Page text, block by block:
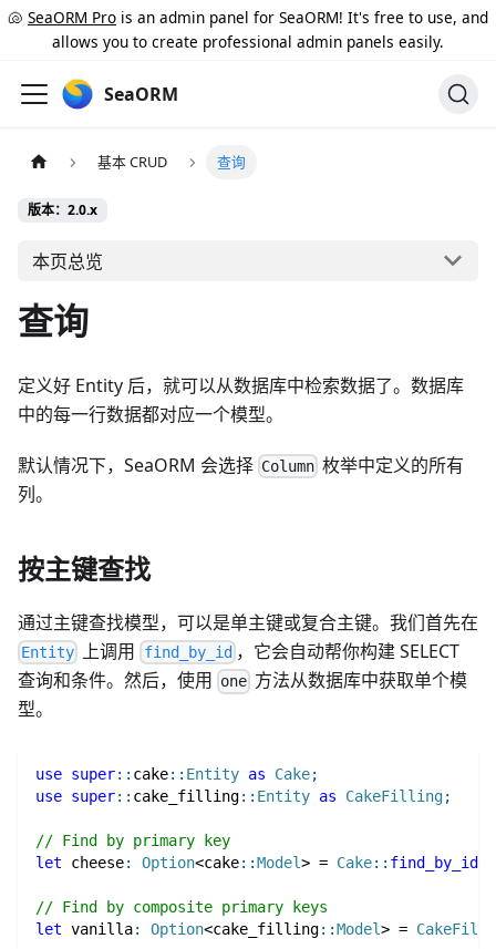
🐚 SeaORM Pro is an admin panel for SeaORM! It's free to use, and
allows you to create professional admin panels easily.
SeaORM
基本 CRUD 查询
版本：2.0.x
本页总览
查询
定义好 Entity 后，就可以从数据库中检索数据了。数据库
中的每一行数据都对应一个模型。
默认情况下，SeaORM 会选择 Column 枚举中定义的所有
列。
按主键查找
通过主键查找模型，可以是单主键或复合主键。我们首先在
Entity 上调用 find_by_id ，它会自动帮你构建 SELECT
查询和条件。然后，使用 one 方法从数据库中获取单个模
型。
use super:: cake:: Entity as Cake;
use super:: cake_filling:: Entity as CakeFilling;
// Find by primary key
let cheese: Option<cake::Model> = Cake:: find_by_id
// Find by composite primary keys
let vanilla: Option<cake_filling::Model> =